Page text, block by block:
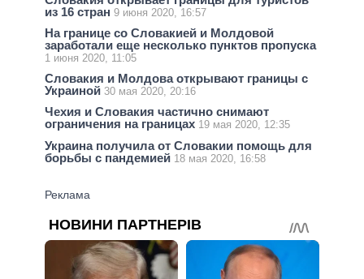
из 16 стран 9 июня 2020, 16:57
На границе со Словакией и Молдовой
заработали еще несколько пунктов пропуска
1 июня 2020, 11:05
Словакия и Молдова открывают границы с
Украиной 30 мая 2020, 20:16
Чехия и Словакия частично снимают
ограничения на границах 19 мая 2020, 12:35
Украина получила от Словакии помощь для
борьбы с пандемией 18 мая 2020, 16:58